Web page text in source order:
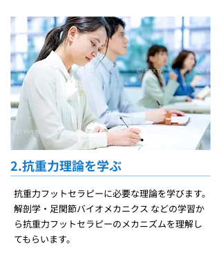
2.抗重力理論を学ぶ
抗重力フットセラピーに必要な理論を学びます。
解剖学・足関節バイオメカニクス などの学習か
ら抗重力フットセラピーのメカニズムを理解し
てもらいます。